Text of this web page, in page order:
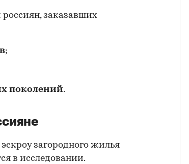
россиян, заказавших
;
поколений.
загородного жилья
в исследовании.